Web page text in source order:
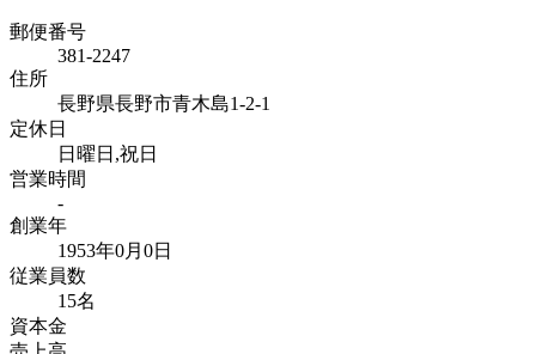
郵便番号
381-2247
住所
長野県長野市青木島1-2-1
定休日
日曜日,祝日
営業時間
-
創業年
1953年0月0日
従業員数
15名
資本金